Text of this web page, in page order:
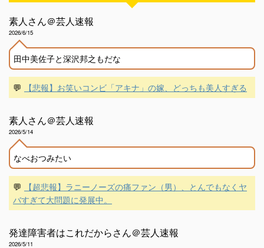
素人さん＠芸人速報
2026/6/15
田中美佐子と深沢邦之もだな
💬 【悲報】お笑いコンビ「アキナ」の嫁、どっちも美人すぎる
素人さん＠芸人速報
2026/5/14
なべおつみたい
💬
【超悲報】ラニーノーズの痛ファン（男）、とんでもなくヤ
バすぎて大問題に発展中。
発達障害者はこれだからさん＠芸人速報
2026/5/11